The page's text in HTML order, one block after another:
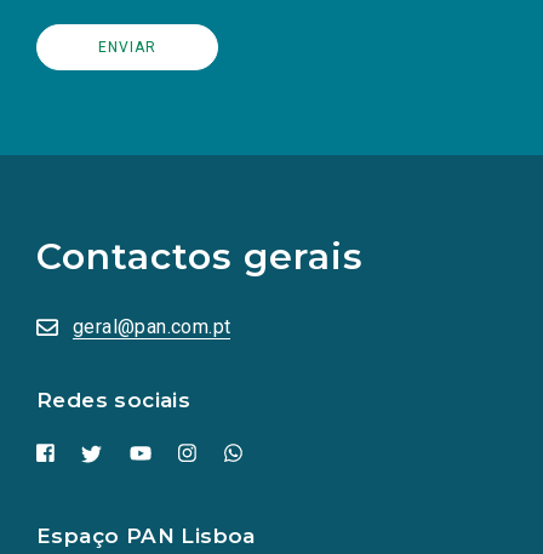
Contactos gerais
geral@pan.com.pt
Redes sociais
redes
sociais
numa
nova
Espaço PAN Lisboa